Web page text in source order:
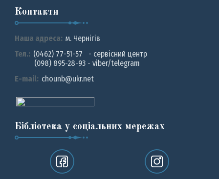
Контакти
Наша адреса: м. Чернiгiв
Тел.: (0462) 77-51-57 - сервісний центр
(098) 895-28-93 - viber/telegram
E-mail: chounb@ukr.net
Бібліотека у соціальних мережах